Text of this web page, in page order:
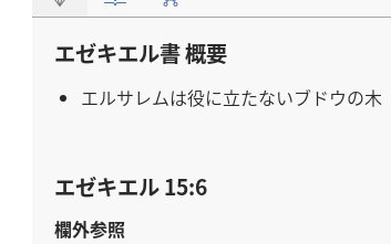
く）
エゼキエル書 概要
エルサレムは役に立たないブドウの木
エゼキエル 15:6
欄外参照